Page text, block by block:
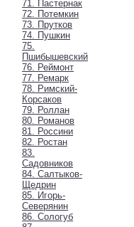
71. Пастернак
72. Потемкин
73. Прутков
74. Пушкин
75.
Пшибышевский
76. Реймонт
77. Ремарк
78. Римский-
Корсаков
79. Роллан
80. Романов
81. Россини
82. Ростан
83.
Садовников
84. Салтыков-
Щедрин
85. Игорь-
Северянин
86. Сологуб